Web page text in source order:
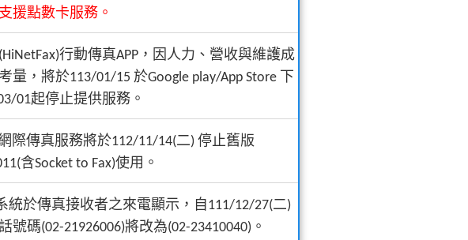
援點數卡服務。
行動傳真APP，因人力、營收與維護成
量，將於113/01/15 於Google play/App Store 下
01起停止提供服務。
際傳真服務將於112/11/14(二) 停止舊版
含Socket to Fax)使用。
統於傳真接收者之來電顯示，自111/12/27(二)
號碼(02-21926006)將改為(02-23410040)。